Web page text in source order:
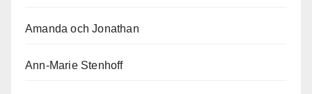
Amanda och Jonathan
Ann-Marie Stenhoff